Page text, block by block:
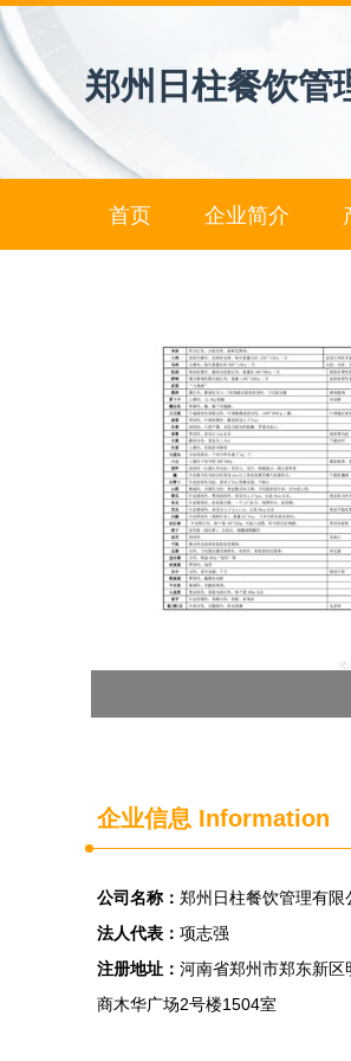
郑州日柱餐饮管
首页 企业简介
企业信息 Information
公司名称： 郑州日柱餐饮管理有限
法人代表： 项志强
注册地址： 河南省郑州市郑东新区
商木华广场2号楼1504室